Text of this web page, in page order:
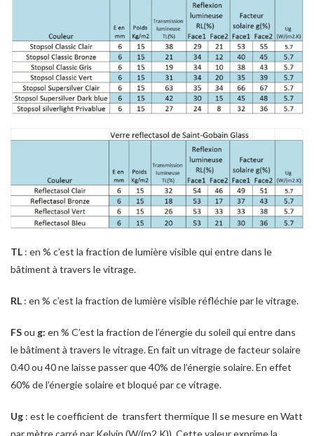
TL : en % c’est la fraction de lumière visible qui entre dans le
bâtiment à travers le vitrage.
RL : en % c’est la fraction de lumière visible réfléchie par le vitrage.
FSou g: en % C’est la fraction de l’énergie du soleil qui entre dans
le bâtiment à travers le vitrage. En fait un vitrage de facteur solaire
0.40 ou 40 ne laisse passer que 40% de l’énergie solaire. En effet
60% de l’énergie solaire et bloqué par ce vitrage.
Ug : est le coefficient de transfert thermique Il se mesure en Watt